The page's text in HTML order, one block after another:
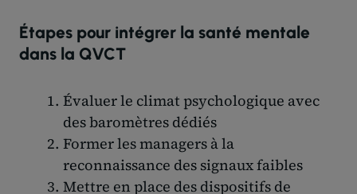
Étapes pour intégrer la santé mentale
dans la QVCT
Évaluer le climat psychologique avec
des baromètres dédiés
Former les managers à la
reconnaissance des signaux faibles
Mettre en place des dispositifs de